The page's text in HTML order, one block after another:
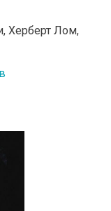
Херберт Лом,